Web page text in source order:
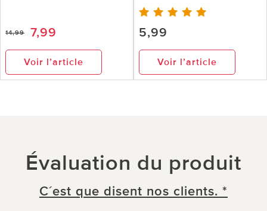
14,99 7,99
Voir l’article
5,99
Voir l’article
Évaluation du produit
C´est que disent nos clients. *